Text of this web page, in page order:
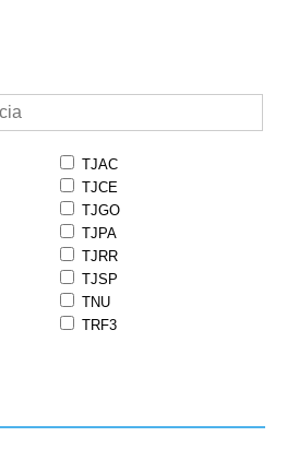
TJAC
TJCE
TJGO
TJPA
TJRR
TJSP
TNU
TRF3